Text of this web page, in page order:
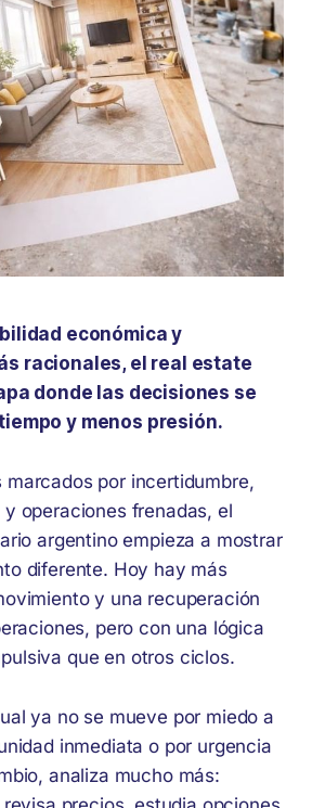
económica y
racionales, el real estate
donde las decisiones se
y menos presión.
marcados por incertidumbre,
operaciones frenadas, el
argentino empieza a mostrar
diferente. Hoy hay más
y una recuperación
pero con una lógica
que en otros ciclos.
ya no se mueve por miedo a
inmediata o por urgencia
analiza mucho más: